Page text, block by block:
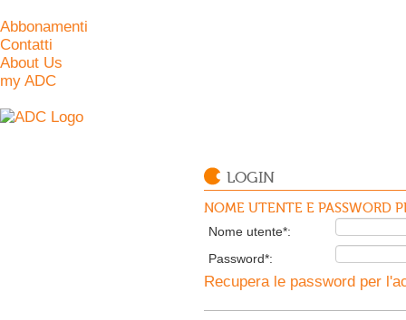
Abbonamenti
Contatti
About Us
my ADC
LOGIN
NOME UTENTE E PASSWORD
Nome utente*:
Password*:
Recupera le password per